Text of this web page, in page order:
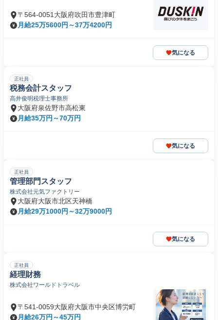
〒564-0051大阪府吹田市豊津町
月給25万5600円～37万4200円
気になる
正社員
税務会計スタッフ
高井俊明税理士事務所
大阪府泉佐野市高松東
月給35万円～70万円
気になる
正社員
管理部門スタッフ
株式会社元気ファクトリー
大阪府大阪市北区天神橋
月給29万1000円～32万9000円
気になる
正社員
経理財務
株式会社ワールドトラベル
〒541-0059大阪府大阪市中央区博労町
月給26万円～45万円